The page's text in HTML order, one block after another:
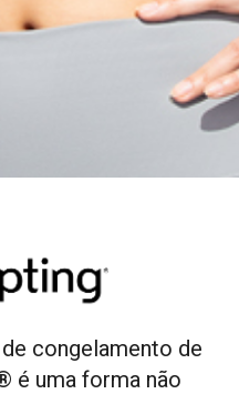
congelamento de
é uma forma não